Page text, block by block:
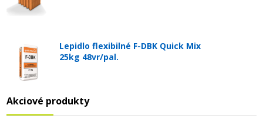
Lepidlo flexibilné F-DBK Quick Mix
25kg 48vr/pal.
Akciové produkty